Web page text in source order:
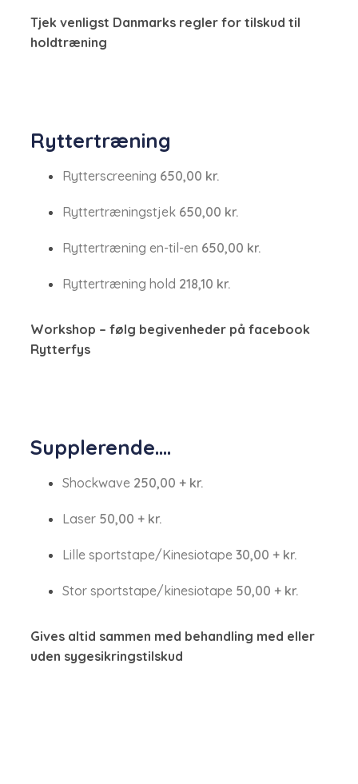
Tjek venligst Danmarks regler for tilskud ​til
holdtræning
Ryttertræning​
Rytterscreening 650,00​ kr.
Ryttertræningstjek 650,00​ kr.
Ryttertræning en-til-en 650,00​ kr.
Ryttertræning hold​ 218,10​ kr.
Workshop – følg begivenheder på facebook​
Rytterfys
Supplerende....
Shockwave​ 250,00​ + kr.
Laser​ 50,00​ + kr.
Lille sportstape/Kinesio​tape 30,00​ +​ kr.
Stor sportstape/kinesiotape​ 50,00​ + kr.
Gives altid sammen med behandling med eller
uden sygesikringstilskud​